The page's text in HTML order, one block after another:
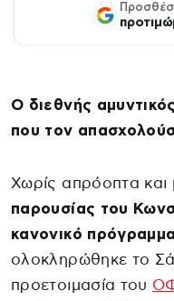
Ο διεθνής
που τον
Χωρίς απρόοπτα και
παρουσίας του
κανονικό
ολοκληρώθηκε το
προετοιμασία του